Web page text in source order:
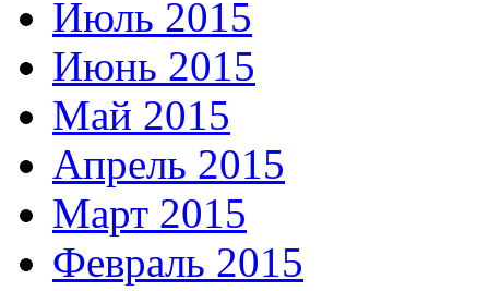
Июль 2015
Июнь 2015
Май 2015
Апрель 2015
Март 2015
Февраль 2015